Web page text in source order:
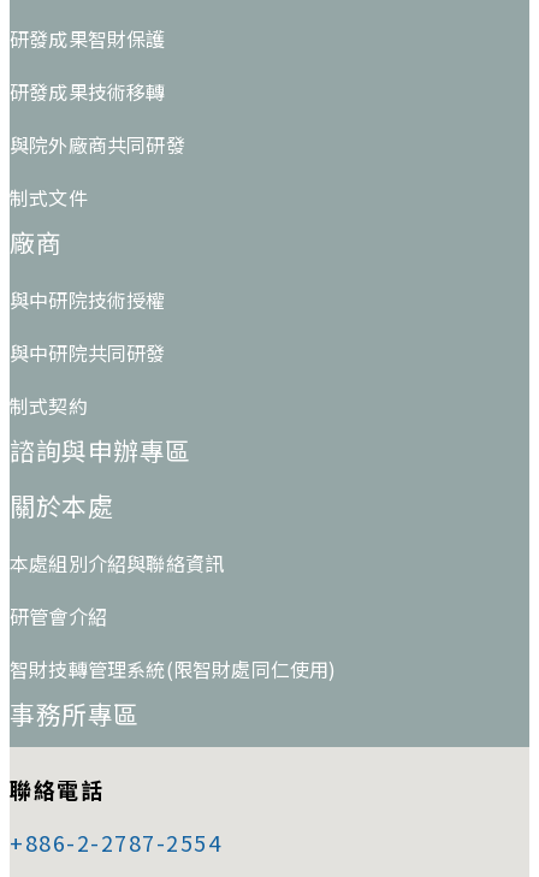
研發成果智財保護
研發成果技術移轉
與院外廠商共同研發
制式文件
廠商
與中研院技術授權
與中研院共同研發
制式契約
諮詢與申辦專區
關於本處
本處組別介紹與聯絡資訊
研管會介紹
智財技轉管理系統(限智財處同仁使用)
事務所專區
聯絡電話
+886-2-2787-2554